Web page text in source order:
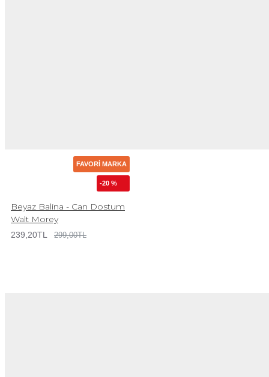
FAVORI MARKA
-20 %
Beyaz Balina - Can Dostum
Walt Morey
239,20TL 299,00TL